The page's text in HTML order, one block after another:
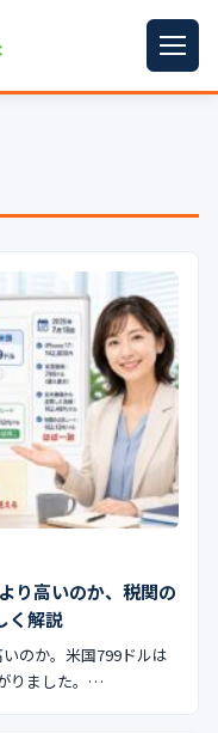
▼
▼
▼
▼
▼
🇻🇳
り高いのか、税関の
く解説
のか。米国799ドルは
りました。…